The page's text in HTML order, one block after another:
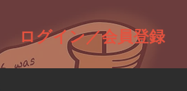
ログイン／会員登録